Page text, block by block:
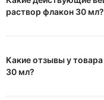
раствор флакон 30 мл?
Какие отзывы у
30 мл?